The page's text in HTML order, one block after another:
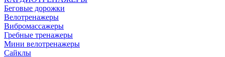
Беговые дорожки
Велотренажеры
Вибромассажеры
Гребные тренажеры
Мини велотренажеры
Сайклы